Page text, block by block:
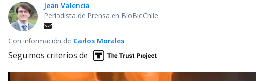
Jean Valencia
Periodista de Prensa en BioBioChile
Con información de Carlos Morales
Seguimos criterios de